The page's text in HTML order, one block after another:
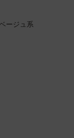
ージュ系